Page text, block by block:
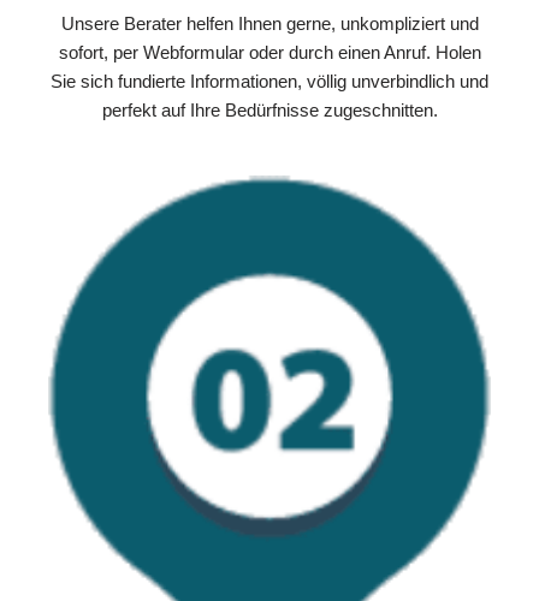
Unsere Berater helfen Ihnen gerne, unkompliziert und
sofort, per Webformular oder durch einen Anruf. Holen
Sie sich fundierte Informationen, völlig unverbindlich und
perfekt auf Ihre Bedürfnisse zugeschnitten.